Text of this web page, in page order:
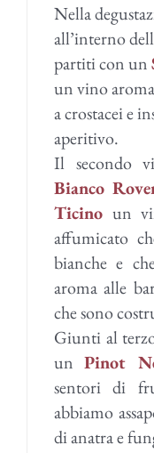
Nella
all’interno
partiti con un
un vino
a crostacei e
aperitivo.
Il secondo
Bianco
Ticino un
affumicato
bianche e
aroma alle
che sono
Giunti al
unPinot
sentori di
abbiamo
di anatra e